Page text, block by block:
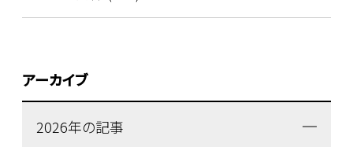
アーカイブ
2026年の記事